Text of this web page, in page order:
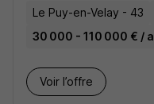
Le Puy-en-Velay - 43
30 000 - 110 000 € /
Voir l’offre